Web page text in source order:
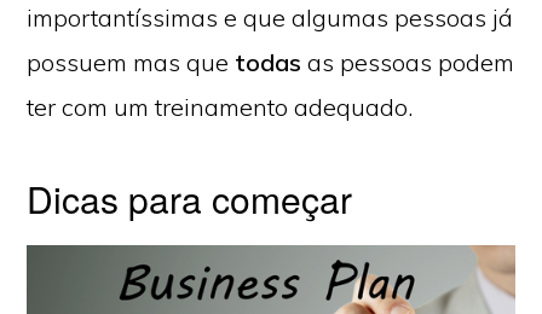
importantíssimas e que algumas pessoas já
possuem mas que todas as pessoas podem
ter com um treinamento adequado.
Dicas para começar